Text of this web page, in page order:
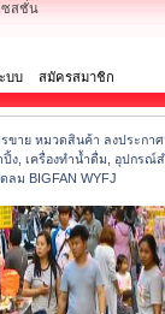
ซสชั่น
บบ สมัครสมาชิก
รขาย หมวดสินค้า ลงประกา
ง, เครื่องทำน้ำดื่ม, อุปกรณ์
ลม BIGFAN WYFJ